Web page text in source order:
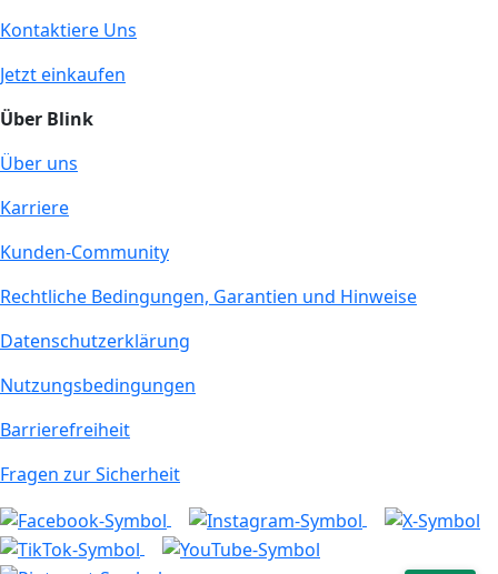
Kontaktiere Uns
Jetzt einkaufen
Über Blink
Über uns
Karriere
Kunden-Community
Rechtliche Bedingungen, Garantien und Hinweise
Datenschutzerklärung
Nutzungsbedingungen
Barrierefreiheit
Fragen zur Sicherheit